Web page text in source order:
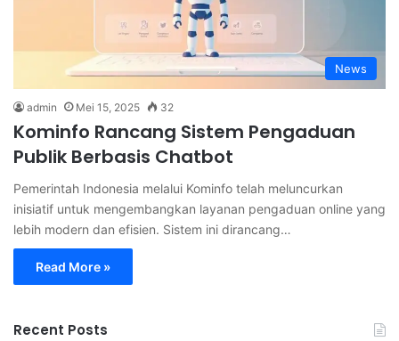
News
admin Mei 15, 2025 32
Kominfo Rancang Sistem Pengaduan
Publik Berbasis Chatbot
Pemerintah Indonesia melalui Kominfo telah meluncurkan
inisiatif untuk mengembangkan layanan pengaduan online yang
lebih modern dan efisien. Sistem ini dirancang…
Read More »
Recent Posts